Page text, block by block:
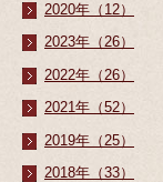
2020年（12）
2023年（26）
2022年（26）
2021年（52）
2019年（25）
2018年（33）